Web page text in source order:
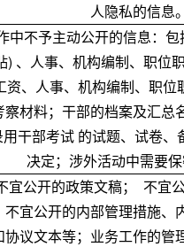
人隐私的信息。
中不予主动公开的信息：
) 、人事、机构编制、职位
资、人事、机构编制、职位
材料；干部的档案及汇总
干部考试 的试题、试卷、
决定；涉外活动中需要保
宜公开的政策文稿； 不宜
不宜公开的内部管理措施、
协议文本等；业务工作的管